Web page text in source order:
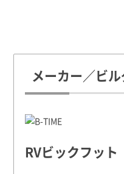
メーカー／ビ
RVビックフット